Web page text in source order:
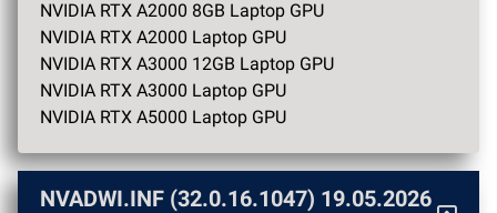
NVIDIA RTX A2000 8GB Laptop GPU
NVIDIA RTX A2000 Laptop GPU
NVIDIA RTX A3000 12GB Laptop GPU
NVIDIA RTX A3000 Laptop GPU
NVIDIA RTX A5000 Laptop GPU
NVADWI.INF (32.0.16.1047) 19.05.2026